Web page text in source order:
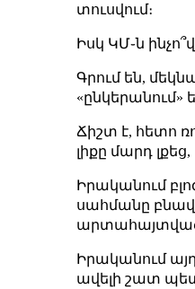
տուսվում։
Իսկ ԿՄ֊ն
Գրում են,
«ընկերանում»
Ճիշտ է, հետո
լիքը մարդ
Իրականում
սահմանը
արտահայտված
Իրականում
ավելի շատ